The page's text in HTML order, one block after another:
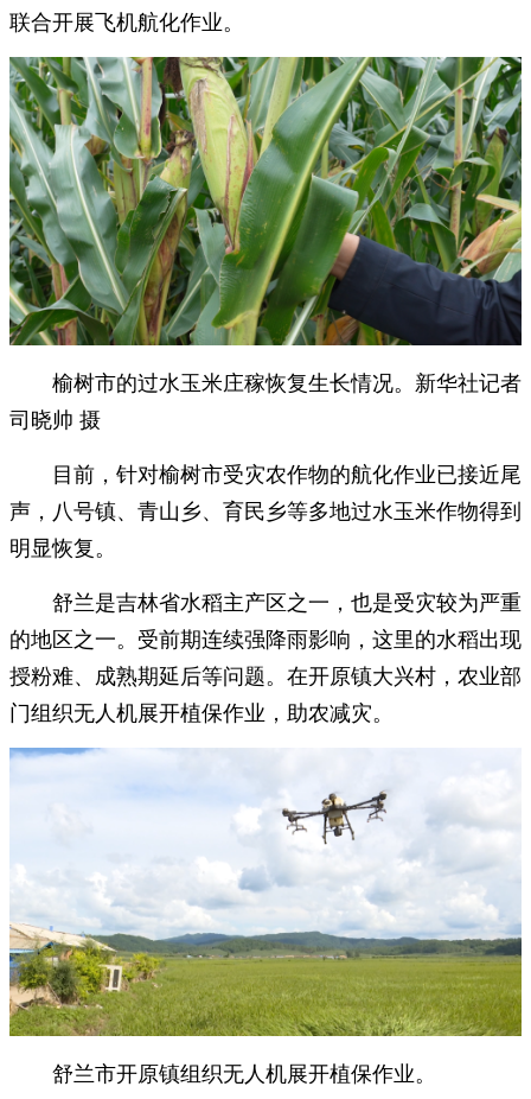
联合开展飞机航化作业。
榆树市的过水玉米庄稼恢复生长情况。新华社记者
司晓帅 摄
目前，针对榆树市受灾农作物的航化作业已接近尾
声，八号镇、青山乡、育民乡等多地过水玉米作物得到
明显恢复。
舒兰是吉林省水稻主产区之一，也是受灾较为严重
的地区之一。受前期连续强降雨影响，这里的水稻出现
授粉难、成熟期延后等问题。在开原镇大兴村，农业部
门组织无人机展开植保作业，助农减灾。
舒兰市开原镇组织无人机展开植保作业。